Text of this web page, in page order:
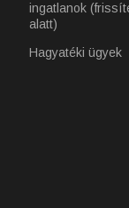
ingatlanok
alatt)
Hagyatéki ügyek